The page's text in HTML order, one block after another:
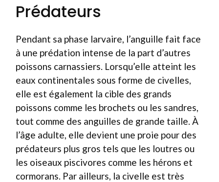
Prédateurs
Pendant sa phase larvaire, l’anguille fait face
à une prédation intense de la part d’autres
poissons carnassiers. Lorsqu’elle atteint les
eaux continentales sous forme de civelles,
elle est également la cible des grands
poissons comme les brochets ou les sandres,
tout comme des anguilles de grande taille. À
l’âge adulte, elle devient une proie pour des
prédateurs plus gros tels que les loutres ou
les oiseaux piscivores comme les hérons et
cormorans. Par ailleurs, la civelle est très